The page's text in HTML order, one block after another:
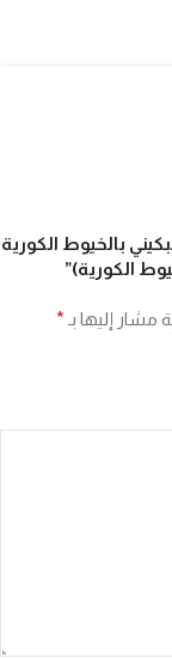
بالخيوط الكورية
الكورية)”
مشار إليها بـ *